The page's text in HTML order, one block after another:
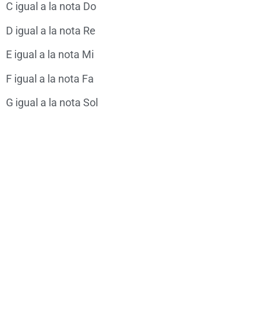
C igual a la nota Do
D igual a la nota Re
E igual a la nota Mi
F igual a la nota Fa
G igual a la nota Sol